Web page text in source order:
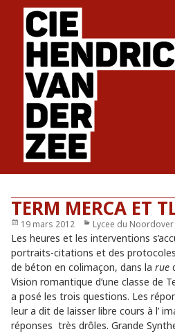
TERM MERCA ET
Publié
le
19 mars 2012 Catégories
Lycee du
Les heures et les interventions
portraits-citations et des
de béton en colimaçon, dans la rue
Vision romantique d’une classe de
a posé les trois questions. Les
leur a dit de laisser libre cours à l’
réponses très drôles. Grande